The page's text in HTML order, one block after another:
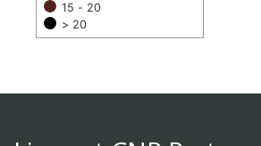
15 - 20
> 20